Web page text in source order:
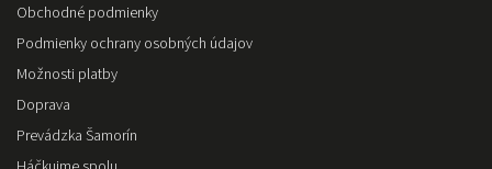
Obchodné podmienky
Podmienky ochrany osobných údajov
Možnosti platby
Doprava
Prevádzka Šamorín